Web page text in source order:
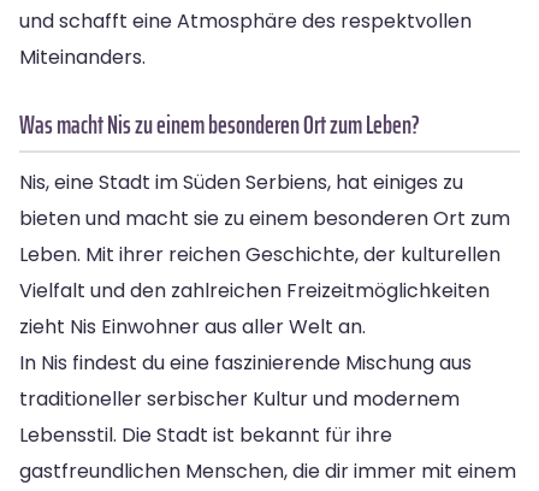
und schafft eine Atmosphäre des respektvollen
Miteinanders.
Was macht Nis zu einem besonderen Ort zum Leben?
Nis, eine Stadt im Süden Serbiens, hat einiges zu
bieten und macht sie zu einem besonderen Ort zum
Leben. Mit ihrer reichen Geschichte, der kulturellen
Vielfalt und den zahlreichen Freizeitmöglichkeiten
zieht Nis Einwohner aus aller Welt an.
In Nis findest du eine faszinierende Mischung aus
traditioneller serbischer Kultur und modernem
Lebensstil. Die Stadt ist bekannt für ihre
gastfreundlichen Menschen, die dir immer mit einem